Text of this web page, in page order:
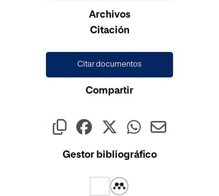
Archivos
Citación
Citar documentos
Compartir
Gestor bibliográfico